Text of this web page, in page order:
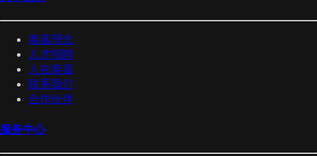
泰嘉理念
人才招聘
人在泰嘉
联系我们
合作伙伴
服务中心